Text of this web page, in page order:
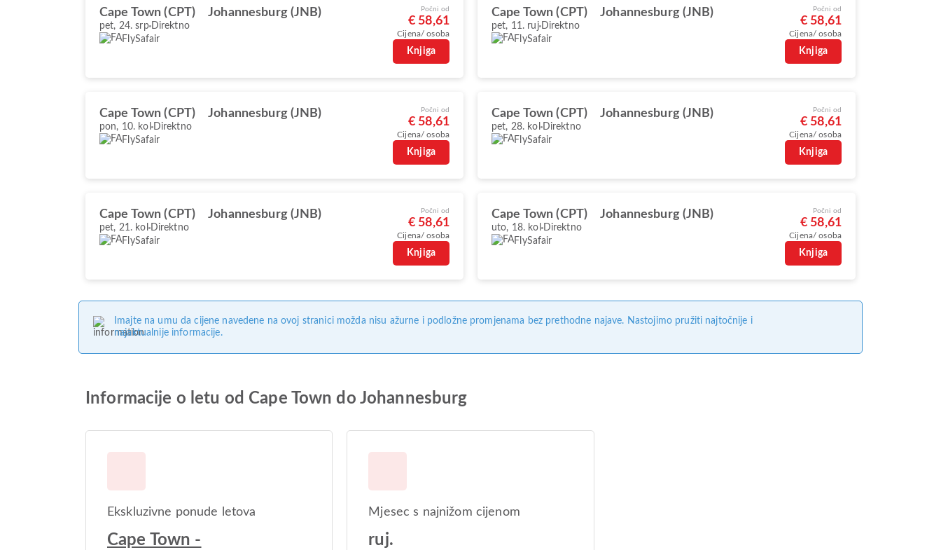
Cape Town (CPT) Johannesburg (JNB)
pet, 24. srp Direktno
FlySafair
Počni od
€ 58,61
Cijena/ osoba
Knjiga
Cape Town (CPT) Johannesburg (JNB)
pet, 11. ruj Direktno
FlySafair
Počni od
€ 58,61
Cijena/ osoba
Knjiga
Cape Town (CPT) Johannesburg (JNB)
pon, 10. kol Direktno
FlySafair
Počni od
€ 58,61
Cijena/ osoba
Knjiga
Cape Town (CPT) Johannesburg (JNB)
pet, 28. kol Direktno
FlySafair
Počni od
€ 58,61
Cijena/ osoba
Knjiga
Cape Town (CPT) Johannesburg (JNB)
pet, 21. kol Direktno
FlySafair
Počni od
€ 58,61
Cijena/ osoba
Knjiga
Cape Town (CPT) Johannesburg (JNB)
uto, 18. kol Direktno
FlySafair
Počni od
€ 58,61
Cijena/ osoba
Knjiga
Imajte na umu da cijene navedene na ovoj stranici možda nisu ažurne i podložne promjenama bez prethodne najave. Nastojimo pružiti najtočnije i
najaktualnije informacije.
Informacije o letu od Cape Town do Johannesburg
Ekskluzivne ponude letova
Cape Town -
Mjesec s najnižom cijenom
ruj.